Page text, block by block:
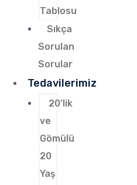
Tablosu
Sıkça
Sorulan
Sorular
Tedavilerimiz
20’lik
ve
Gömülü
20
Yaş